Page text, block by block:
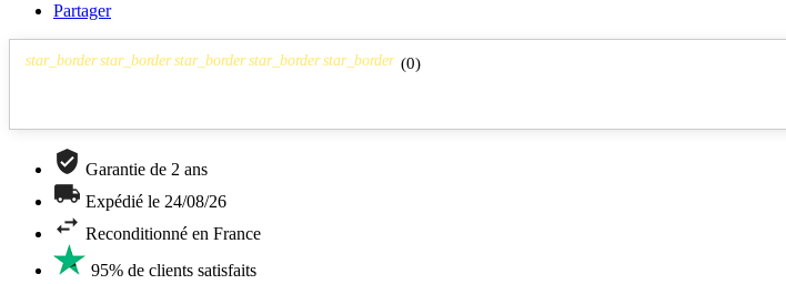
Partager
star_border star_border star_border star_border star_border (0)
Garantie de 2 ans
Expédié le 24/08/26
Reconditionné en France
95% de clients satisfaits